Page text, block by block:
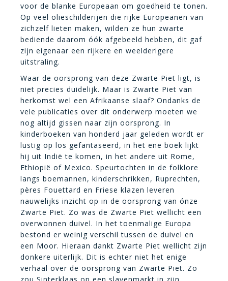
voor de blanke Europeaan om goedheid te tonen.
Op veel olieschilderijen die rijke Europeanen van
zichzelf lieten maken, wilden ze hun zwarte
bediende daarom óók afgebeeld hebben, dit gaf
zijn eigenaar een rijkere en weelderigere
uitstraling.
Waar de oorsprong van deze Zwarte Piet ligt, is
niet precies duidelijk. Maar is Zwarte Piet van
herkomst wel een Afrikaanse slaaf? Ondanks de
vele publicaties over dit onderwerp moeten we
nog altijd gissen naar zijn oorsprong. In
kinderboeken van honderd jaar geleden wordt er
lustig op los gefantaseerd, in het ene boek lijkt
hij uit Indië te komen, in het andere uit Rome,
Ethiopië of Mexico. Speurtochten in de folklore
langs boemannen, kinderschrikken, Ruprechten,
pères Fouettard en Friese klazen leveren
nauwelijks inzicht op in de oorsprong van ónze
Zwarte Piet. Zo was de Zwarte Piet wellicht een
overwonnen duivel. In het toenmalige Europa
bestond er weinig verschil tussen de duivel en
een Moor. Hieraan dankt Zwarte Piet wellicht zijn
donkere uiterlijk. Dit is echter niet het enige
verhaal over de oorsprong van Zwarte Piet. Zo